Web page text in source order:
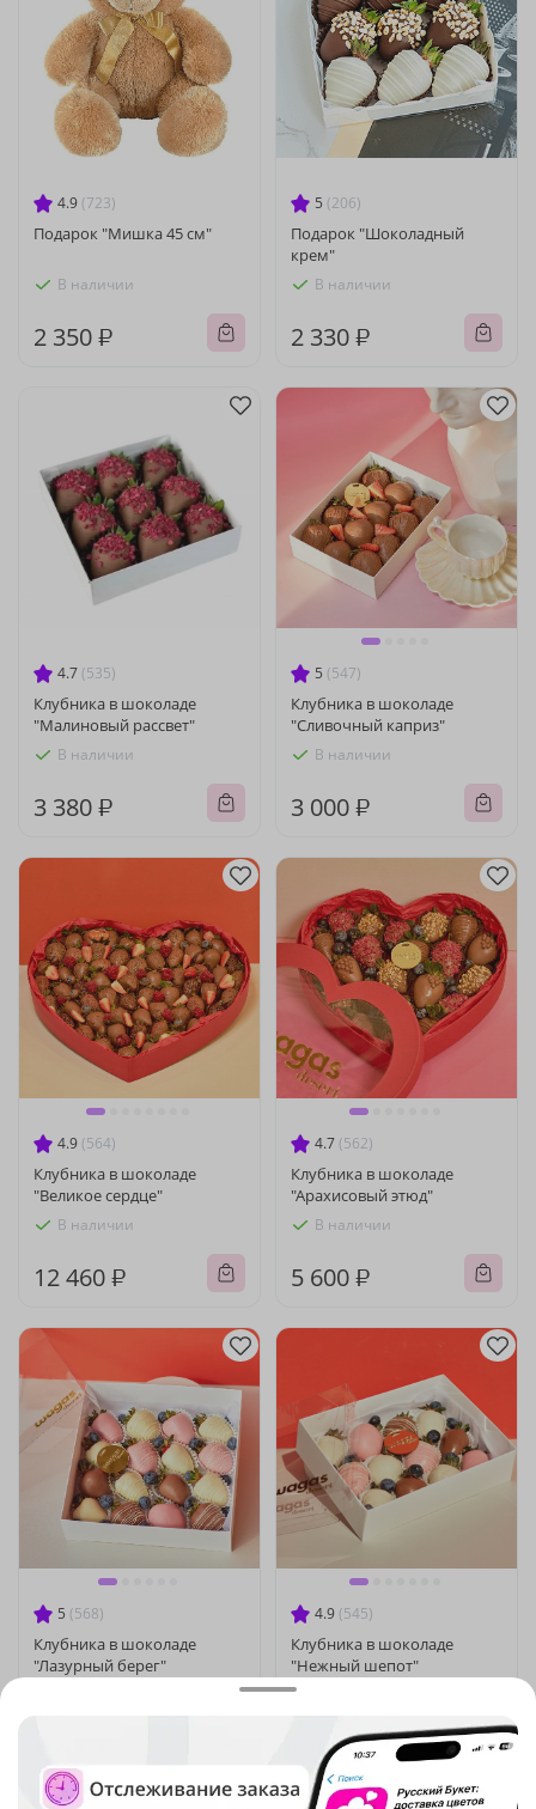
4.9 (723)
Подарок "Мишка 45 см"
В наличии
2 350 ₽
5 (206)
Подарок "Шоколадный
крем"
В наличии
2 330 ₽
4.7 (535)
Клубника в шоколаде
"Малиновый рассвет"
В наличии
3 380 ₽
5 (547)
Клубника в шоколаде
"Сливочный каприз"
В наличии
3 000 ₽
4.9 (564)
Клубника в шоколаде
"Великое сердце"
В наличии
12 460 ₽
4.7 (562)
Клубника в шоколаде
"Арахисовый этюд"
В наличии
5 600 ₽
5 (568)
Клубника в шоколаде
"Лазурный берег"
4.9 (545)
Клубника в шоколаде
"Нежный шепот"
3 440 ₽